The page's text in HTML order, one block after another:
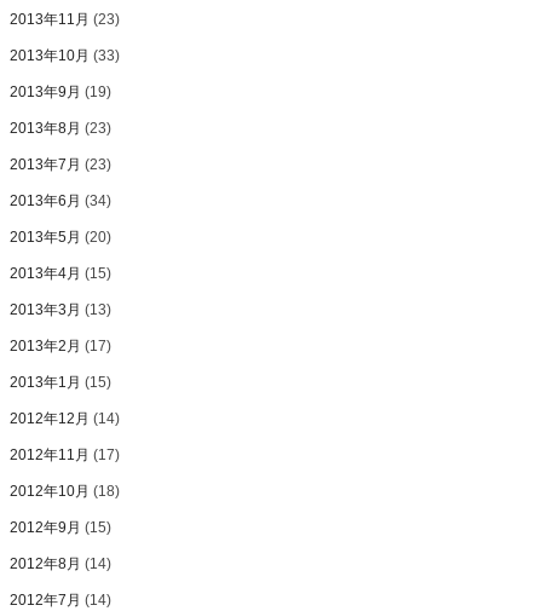
2013年11月 (23)
2013年10月 (33)
2013年9月 (19)
2013年8月 (23)
2013年7月 (23)
2013年6月 (34)
2013年5月 (20)
2013年4月 (15)
2013年3月 (13)
2013年2月 (17)
2013年1月 (15)
2012年12月 (14)
2012年11月 (17)
2012年10月 (18)
2012年9月 (15)
2012年8月 (14)
2012年7月 (14)